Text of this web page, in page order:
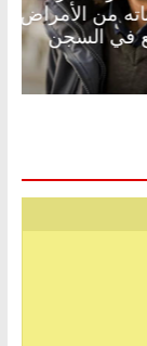
طالب
أحلى سنين عمره بتضيع في السجن
15 مارس، 2026